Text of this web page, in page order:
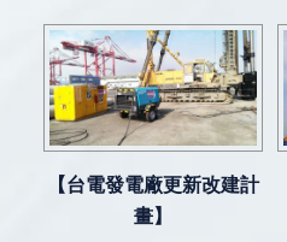
【台電發電廠更新改建計
畫】